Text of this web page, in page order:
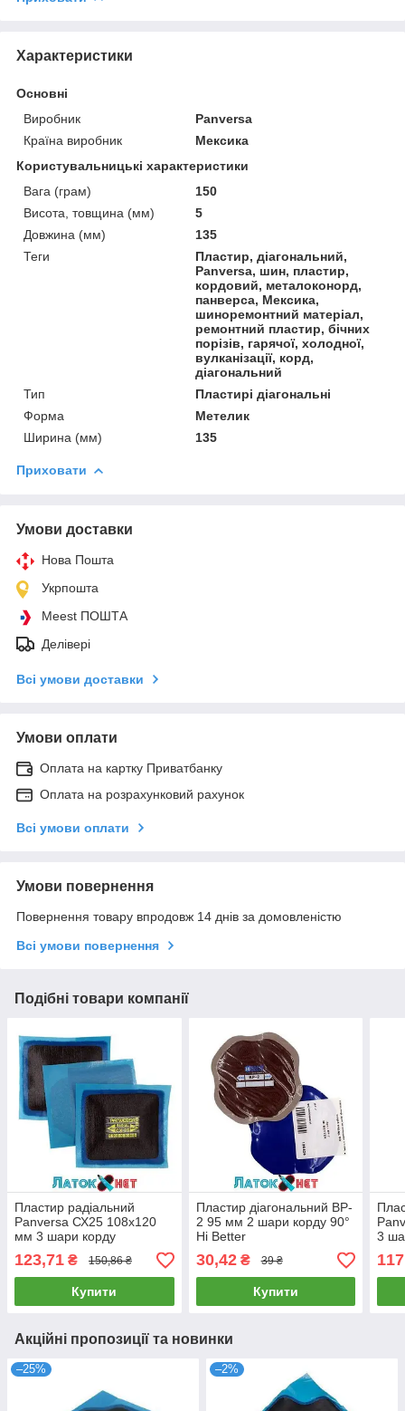
Характеристики
Основні
Виробник
Panversa
Країна виробник
Мексика
Користувальницькі характеристики
Вага (грам)
150
Висота, товщина (мм)
5
Довжина (мм)
135
Теги
Пластир, діагональний,
Panversa, шин, пластир,
кордовий, металоконорд,
панверса, Мексика,
шиноремонтний матеріал,
ремонтний пластир, бічних
порізів, гарячої, холодної,
вулканізації, корд,
дiaгональний
Тип
Пластирі діагональні
Форма
Метелик
Ширина (мм)
135
Приховати
Умови доставки
Нова Пошта
Укрпошта
Meest ПОШТА
Делівері
Всі умови доставки
Умови оплати
Оплата на картку Приватбанку
Оплата на розрахунковий рахунок
Всі умови оплати
Умови повернення
Повернення товару впродовж 14 днів за домовленістю
Всі умови повернення
Подібні товари компанії
Пластир радіальний
Panversa СХ25 108х120
мм 3 шари корду
123,71 ₴ 150,86 ₴
Купити
Пластир діагональний BP-
2 95 мм 2 шари корду 90°
Hi Better
30,42₴ 39 ₴
Купити
3
Акційні пропозиції та новинки
–25% –2%